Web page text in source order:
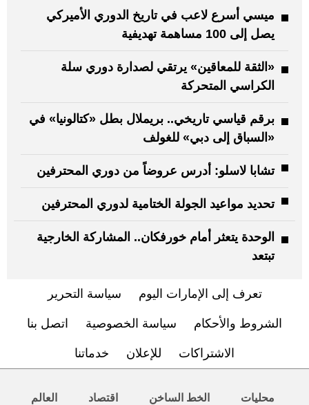
ميسي أسرع لاعب في تاريخ ​الدوري الأميركي
‌يصل إلى 100 مساهمة تهديفية
«الثقة للمعاقين» يرتقي لصدارة دوري سلة
الكراسي المتحركة
برقم قياسي تاريخي.. بريملال بطل «كتالونيا» في
«السباق إلى دبي» للغولف
تشابا لاسلو: أدرس عروضاً من دوري المحترفين
تحديد مواعيد الجولة الختامية لدوري المحترفين
الوحدة يتعثر أمام خورفكان.. المشاركة الخارجية
تبتعد
تعرف إلى الإمارات اليوم سياسة التحرير
الشروط والأحكام سياسة الخصوصية اتصل بنا
الاشتراكات للإعلان خدماتنا
محليات الخط الساخن اقتصاد العالم